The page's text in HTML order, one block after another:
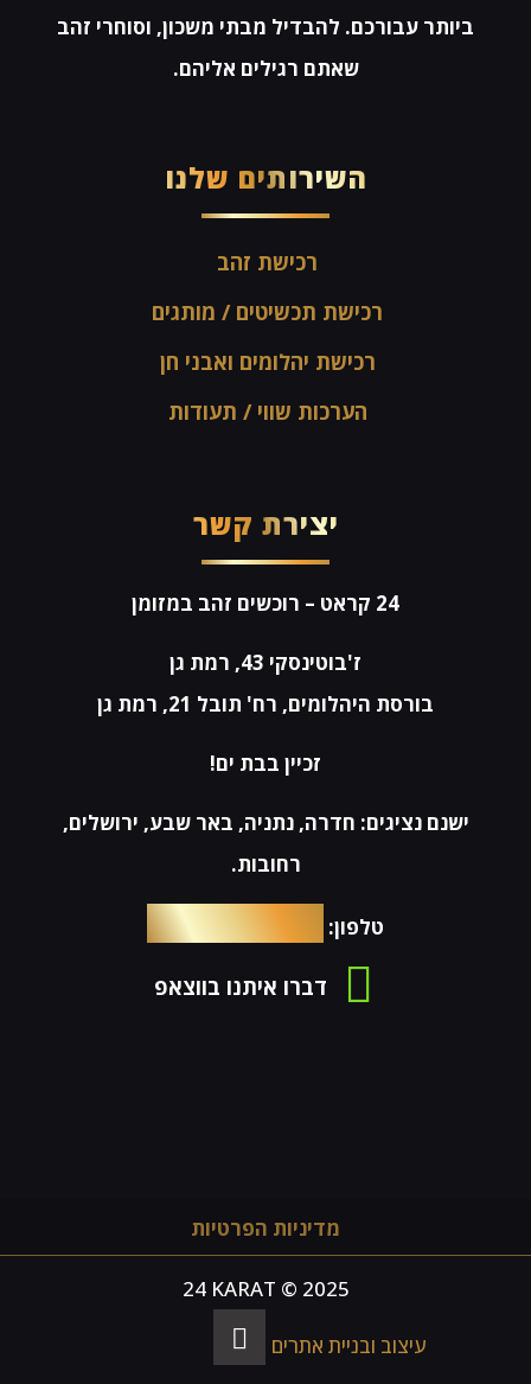
ביותר עבורכם. להבדיל מבתי משכון, וסוחרי זהב
שאתם רגילים אליהם.
השירותים שלנו
רכישת זהב
רכישת תכשיטים / מותגים
רכישת יהלומים ואבני חן
הערכות שווי / תעודות
יצירת קשר
24 קראט – רוכשים זהב במזומן
ז'בוטינסקי 43, רמת גן
בורסת היהלומים, רח' תובל 21, רמת גן
זכיין בבת ים!
ישנם נציגים: חדרה, נתניה, באר שבע, ירושלים,
רחובות.
טלפון: 054-4653576
דברו איתנו בווצאפ
מדיניות הפרטיות
24 KARAT © 2025
עיצוב ובניית אתרים -